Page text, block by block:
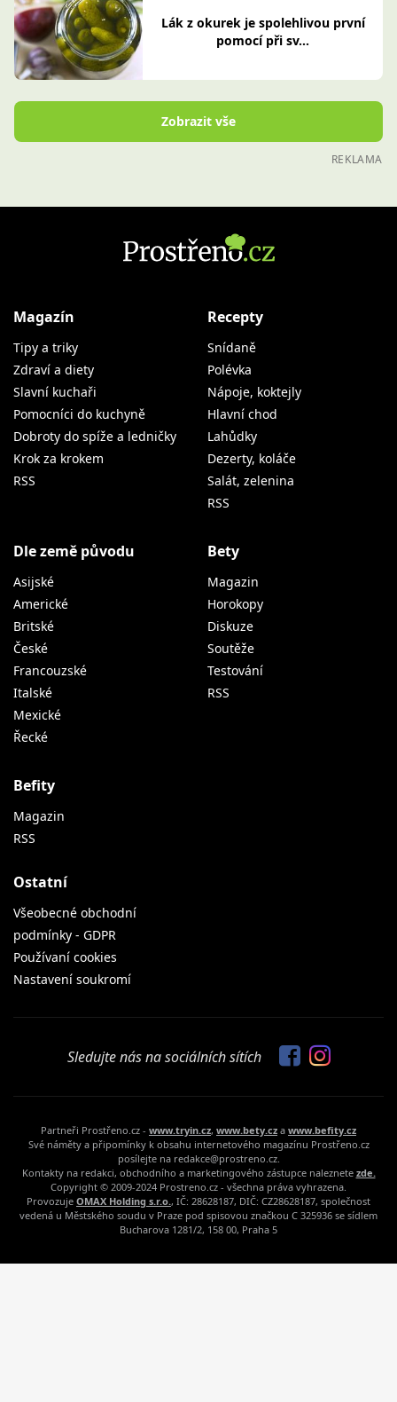
Lák z okurek je spolehlivou první
pomocí při sv...
Zobrazit vše
REKLAMA
Magazín
Tipy a triky
Zdraví a diety
Slavní kuchaři
Pomocníci do kuchyně
Dobroty do spíže a ledničky
Krok za krokem
RSS
Recepty
Snídaně
Polévka
Nápoje, koktejly
Hlavní chod
Lahůdky
Dezerty, koláče
Salát, zelenina
RSS
Dle země původu
Asijské
Americké
Britské
České
Francouzské
Italské
Mexické
Řecké
Bety
Magazin
Horokopy
Diskuze
Soutěže
Testování
RSS
Befity
Magazin
RSS
Ostatní
Všeobecné obchodní
podmínky - GDPR
Používaní cookies
Nastavení soukromí
Sledujte nás na sociálních sítích
Partneři Prostřeno.cz - www.tryin.cz, www.bety.cz a www.befity.cz
Své náměty a připomínky k obsahu internetového magazínu Prostřeno.cz
posílejte na redakce@prostreno.cz.
Kontakty na redakci, obchodního a marketingového zástupce naleznete zde.
Copyright © 2009-2024 Prostreno.cz - všechna práva vyhrazena.
Provozuje OMAX Holding s.r.o., IČ: 28628187, DIČ: CZ28628187, společnost
vedená u Městského soudu v Praze pod spisovou značkou C 325936 se sídlem
Bucharova 1281/2, 158 00, Praha 5